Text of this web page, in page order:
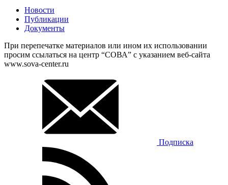
Новости
Публикации
Документы
При перепечатке материалов или ином их использовании
просим ссылаться на центр “СОВА” с указанием веб-сайта
www.sova-center.ru
Подписка